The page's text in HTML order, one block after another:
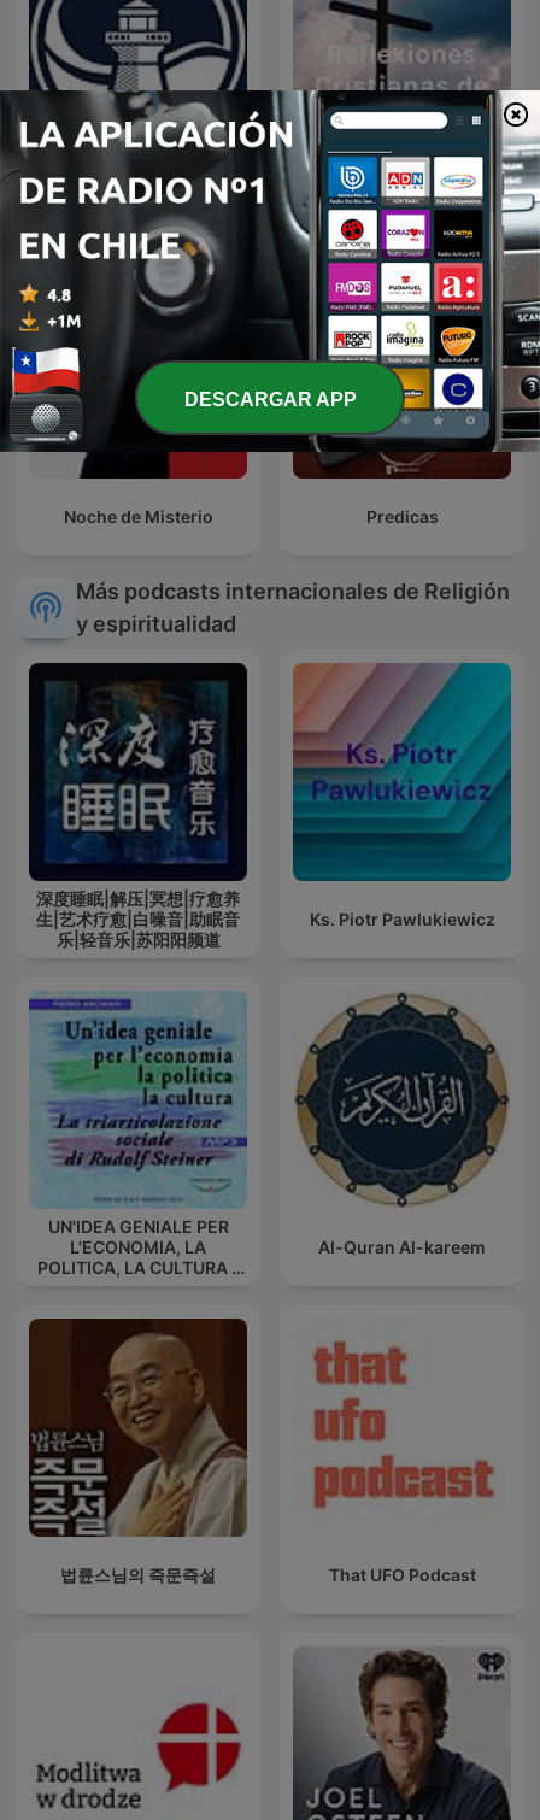
Predicaciones Cristianas Reflexiones Cristianas
Noche de Misterio Predicas
Más podcasts internacionales de Religión
y espiritualidad
深度睡眠|解压|冥想|疗愈养
生|艺术疗愈|白噪音|助眠音
乐|轻音乐|苏阳阳频道
Ks. Piotr Pawlukiewicz
UN'IDEA GENIALE PER
L'ECONOMIA, LA
POLITICA, LA CULTURA -
Al-Quran Al-kareem
법륜스님의 즉문즉설 That UFO Podcast
DESCARGAR APP